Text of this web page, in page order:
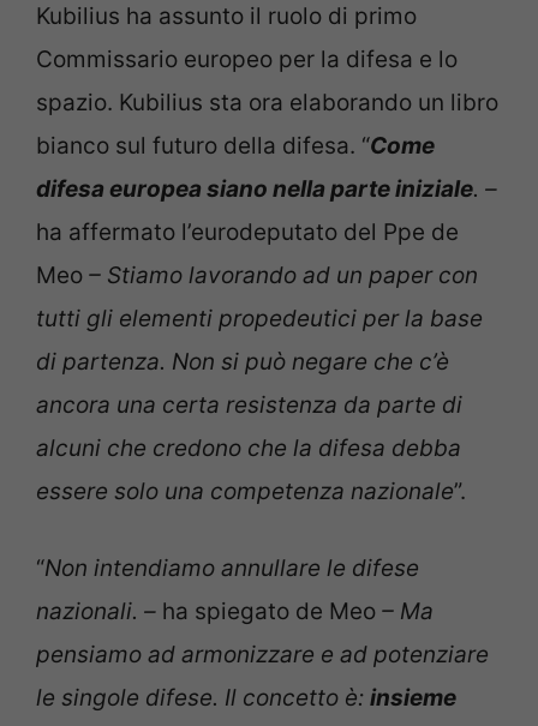
Kubilius ha assunto il ruolo di primo
Commissario europeo per la difesa e lo
spazio. Kubilius sta ora elaborando un libro
bianco sul futuro della difesa. “Come
difesa europea siano nella parte iniziale. –
ha affermato l’eurodeputato del Ppe de
Meo – Stiamo lavorando ad un paper con
tutti gli elementi propedeutici per la base
di partenza. Non si può negare che c’è
ancora una certa resistenza da parte di
alcuni che credono che la difesa debba
essere solo una competenza nazionale”.
“Non intendiamo annullare le difese
nazionali. – ha spiegato de Meo – Ma
pensiamo ad armonizzare e ad potenziare
le singole difese. Il concetto è: insieme